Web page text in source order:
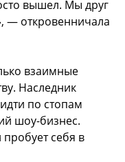
вышел. Мы друг
— откровенничала
взаимные
Наследник
по стопам
шоу-бизнес.
себя в